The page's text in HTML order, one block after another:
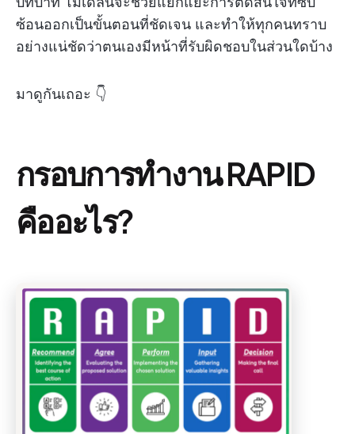
ซ้อนออกเป็นขั้นตอนที่ชัดเจน และทำให้ทุกคนทราบ
อย่างแน่ชัดว่าตนเองมีหน้าที่รับผิดชอบในส่วนใดบ้าง
มาดูกันเถอะ 👇
กรอบการทำงาน RAPID
คืออะไร?